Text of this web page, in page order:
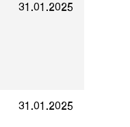
31.01.2025
31.01.2025